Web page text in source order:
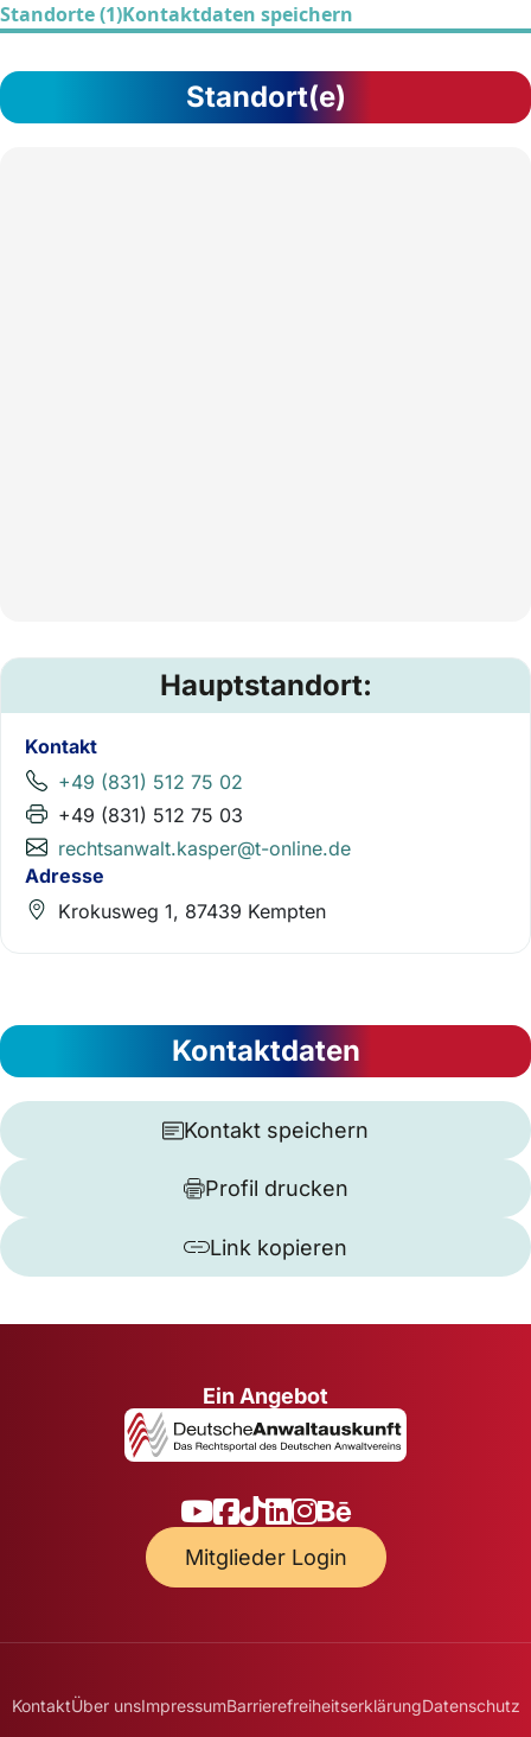
Standorte (1)Kontaktdaten speichern
Standort(e)
Hauptstandort:
Kontakt
+49 (831) 512 75 02
+49 (831) 512 75 03
rechtsanwalt.kasper@t-online.de
Adresse
Krokusweg 1, 87439 Kempten
Kontaktdaten
Kontakt speichern
Profil drucken
Link kopieren
Ein Angebot
Mitglieder Login
KontaktÜber unsImpressumBarrierefreiheitserklärungDatenschutz